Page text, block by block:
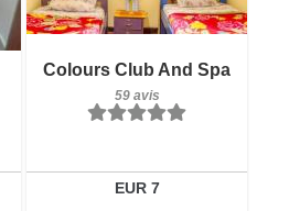
Colours Club And Spa
59 avis
EUR 7
Petit-déjeuner inclus
59 avis
Réserver